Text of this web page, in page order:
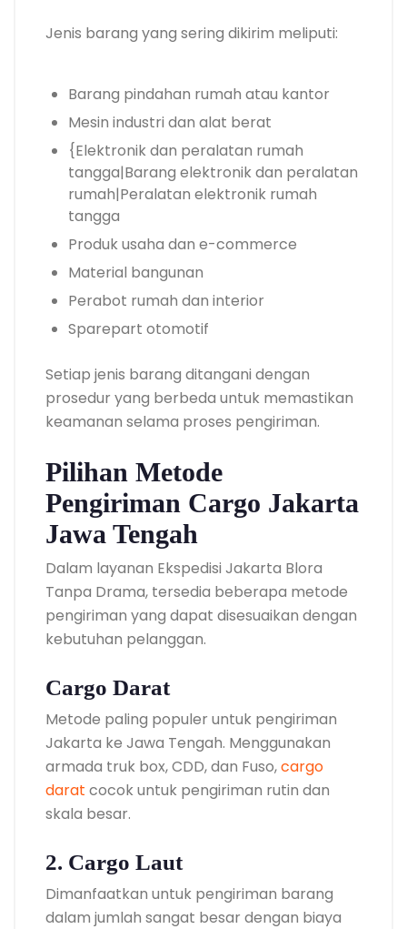
Jenis barang yang sering dikirim meliputi:
Barang pindahan rumah atau kantor
Mesin industri dan alat berat
{Elektronik dan peralatan rumah
tangga|Barang elektronik dan peralatan
rumah|Peralatan elektronik rumah
tangga
Produk usaha dan e-commerce
Material bangunan
Perabot rumah dan interior
Sparepart otomotif
Setiap jenis barang ditangani dengan
prosedur yang berbeda untuk memastikan
keamanan selama proses pengiriman.
Pilihan Metode
Pengiriman Cargo Jakarta
Jawa Tengah
Dalam layanan Ekspedisi Jakarta Blora
Tanpa Drama, tersedia beberapa metode
pengiriman yang dapat disesuaikan dengan
kebutuhan pelanggan.
Cargo Darat
Metode paling populer untuk pengiriman
Jakarta ke Jawa Tengah. Menggunakan
armada truk box, CDD, dan Fuso,cargo
darat cocok untuk pengiriman rutin dan
skala besar.
2. Cargo Laut
Dimanfaatkan untuk pengiriman barang
dalam jumlah sangat besar dengan biaya